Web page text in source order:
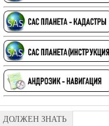
ДОЛЖЕН ЗНАТЬ